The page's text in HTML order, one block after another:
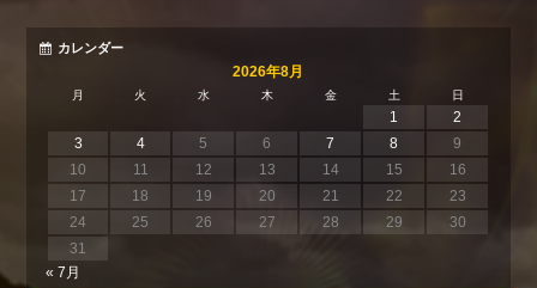
カレンダー
2026年8月
月 火 水 木 金 土 日
1
2
3
4 5 6 7 8
9
10
11 12 13 14 15
16
17
18 19 20 21 22
23
24
25 26 27 28 29
30
31
« 7月